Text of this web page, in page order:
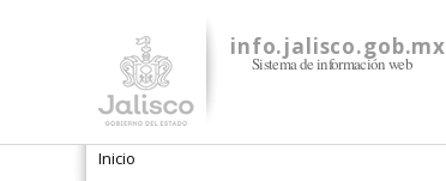
info.jalisco.gob.mx
Sistema de información web
Se encuentra usted aquí
Inicio